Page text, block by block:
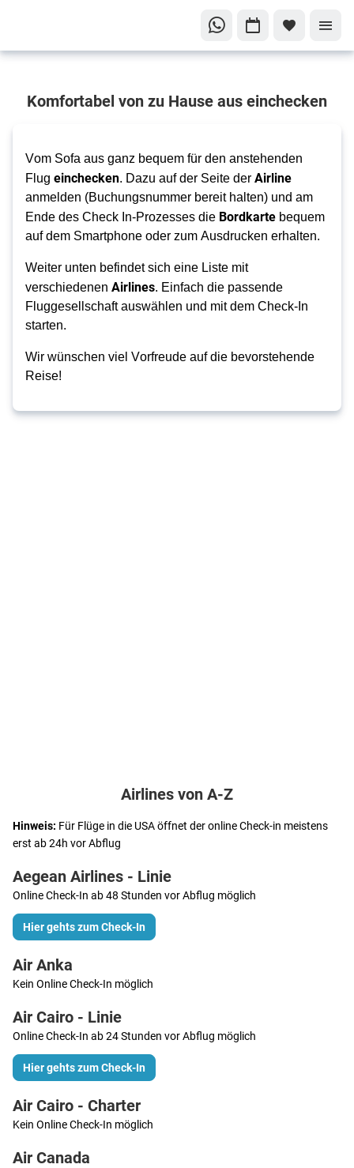
in den
Online
Check-
In
Komfortabel von zu Hause aus einchecken
Vom Sofa aus ganz bequem für den anstehenden
Flug einchecken. Dazu auf der Seite der Airline
anmelden (Buchungsnummer bereit halten) und am
Ende des Check In-Prozesses die Bordkarte bequem
auf dem Smartphone oder zum Ausdrucken erhalten.
Weiter unten befindet sich eine Liste mit
verschiedenen Airlines. Einfach die passende
Fluggesellschaft auswählen und mit dem Check-In
starten.
Wir wünschen viel Vorfreude auf die bevorstehende
Reise!
Airlines von A-Z
Hinweis: Für Flüge in die USA öffnet der online Check-in meistens
erst ab 24h vor Abflug
Aegean Airlines - Linie
Online Check-In ab 48 Stunden vor Abflug möglich
Hier gehts zum Check-In
Air Anka
Kein Online Check-In möglich
Air Cairo - Linie
Online Check-In ab 24 Stunden vor Abflug möglich
Hier gehts zum Check-In
Air Cairo - Charter
Kein Online Check-In möglich
Air Canada